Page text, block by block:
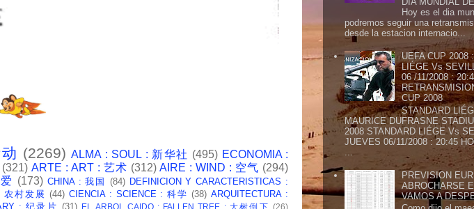
(2269) ALMA : SOUL : 新华社 (495) ECONOMIA :
(321) ARTE : ART : 艺术 (312) AIRE : WIND : 空气 (294)
(173) CHINA : 我国 (84) DEFINICION Y CARACTERISTICAS :
农村发展 (44) CIENCIA : SCIENCE : 科学 (38) ARQUITECTURA :
: 纪录片 (31) EL ARBOL CAIDO : FALLEN TREE : 大树倒下 (26)
Hoy es el dia
podremos seguir una
desde la estacion internacio...
UEFA CUP 2008
LIÉGE Vs
06 /11/2008 :
CUP 2008
STANDARD
MAURICE DUFRASNE
2008 STANDARD LIÉGE Vs
JUEVES 06/11/2008 : 20:45
PREVISION
ABROCHARSE
VAMOS A